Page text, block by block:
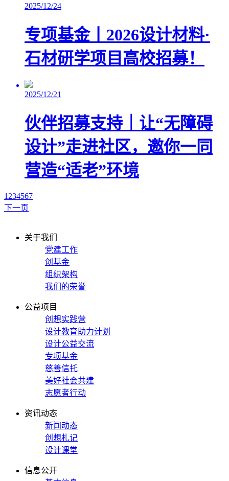
2025/12/24
专项基金丨2026设计材料·
石材研学项目高校招募！
2025/12/21
伙伴招募支持｜让“无障碍
设计”走进社区，邀你一同
营造“适老”环境
1 234567
下一页
关于我们
党建工作
创基金
组织架构
我们的荣誉
公益项目
创想实践营
设计教育助力计划
设计公益交流
专项基金
慈善信托
美好社会共建
志愿者行动
资讯动态
新闻动态
创想札记
设计课堂
信息公开